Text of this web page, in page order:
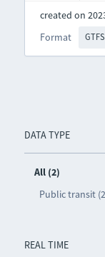
DATA TYPE
All (2)
Public transit
REAL TIME
created on
Format
GTFS